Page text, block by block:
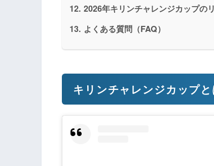
2026年キリンチャレンジカップの
よくある質問（FAQ）
キリンチャレンジカップ